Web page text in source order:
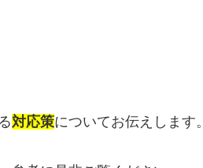
対応策についてお伝えします。